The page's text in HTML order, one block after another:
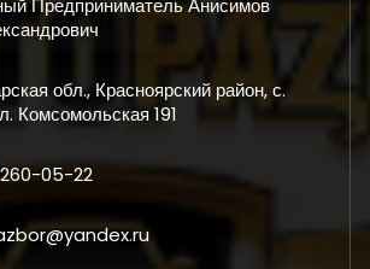
Предприниматель Анисимов
обл., Красноярский район, с.
Комсомольская 191
05-22